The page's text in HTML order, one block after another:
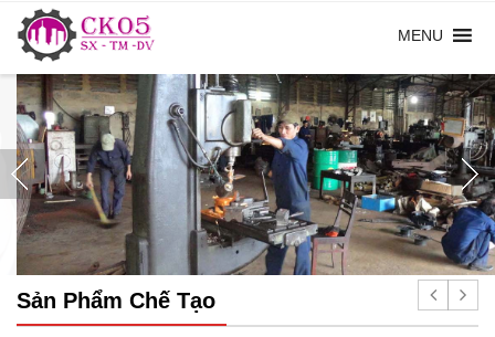
Gia Công
Cơ Khí Giá Rẻ
Sản Phẩm Chế Tạo